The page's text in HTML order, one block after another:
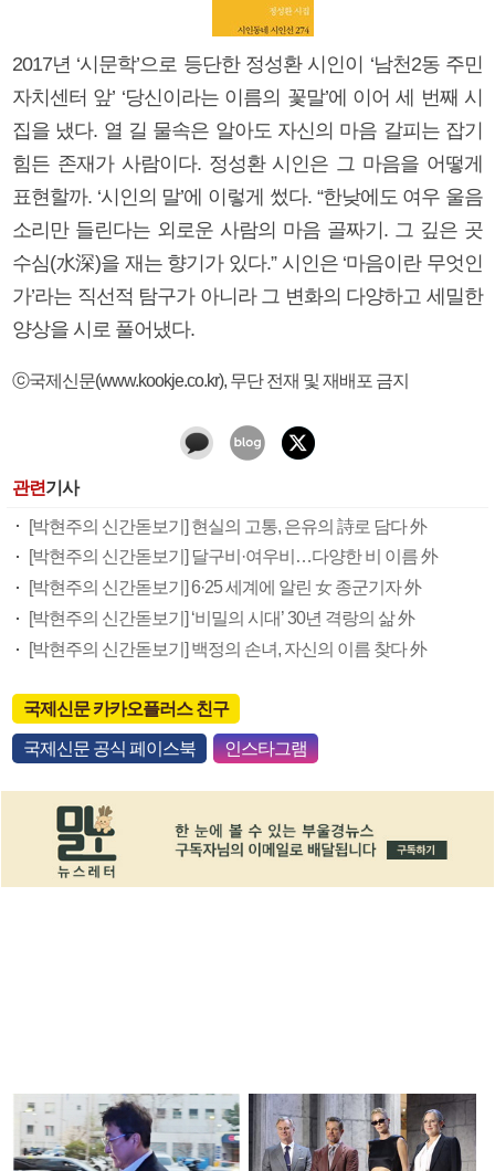
2017년 ‘시문학’으로 등단한 정성환 시인이 ‘남천2동 주민
자치센터 앞’ ‘당신이라는 이름의 꽃말’에 이어 세 번째 시
집을 냈다. 열 길 물속은 알아도 자신의 마음 갈피는 잡기
힘든 존재가 사람이다. 정성환 시인은 그 마음을 어떻게
표현할까. ‘시인의 말’에 이렇게 썼다. “한낮에도 여우 울음
소리만 들린다는 외로운 사람의 마음 골짜기. 그 깊은 곳
수심(水深)을 재는 향기가 있다.” 시인은 ‘마음이란 무엇인
가’라는 직선적 탐구가 아니라 그 변화의 다양하고 세밀한
양상을 시로 풀어냈다.
ⓒ국제신문(www.kookje.co.kr), 무단 전재 및 재배포 금지
관련기사
[박현주의 신간돋보기] 현실의 고통, 은유의 詩로 담다 外
[박현주의 신간돋보기] 달구비·여우비…다양한 비 이름 外
[박현주의 신간돋보기] 6·25 세계에 알린 女 종군기자 外
[박현주의 신간돋보기] ‘비밀의 시대’ 30년 격랑의 삶 外
[박현주의 신간돋보기] 백정의 손녀, 자신의 이름 찾다 外
국제신문 카카오플러스 친구
국제신문 공식 페이스북 인스타그램